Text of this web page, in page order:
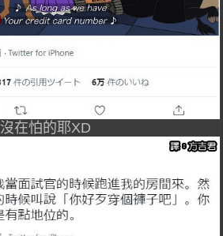
沒在怕的耶XD